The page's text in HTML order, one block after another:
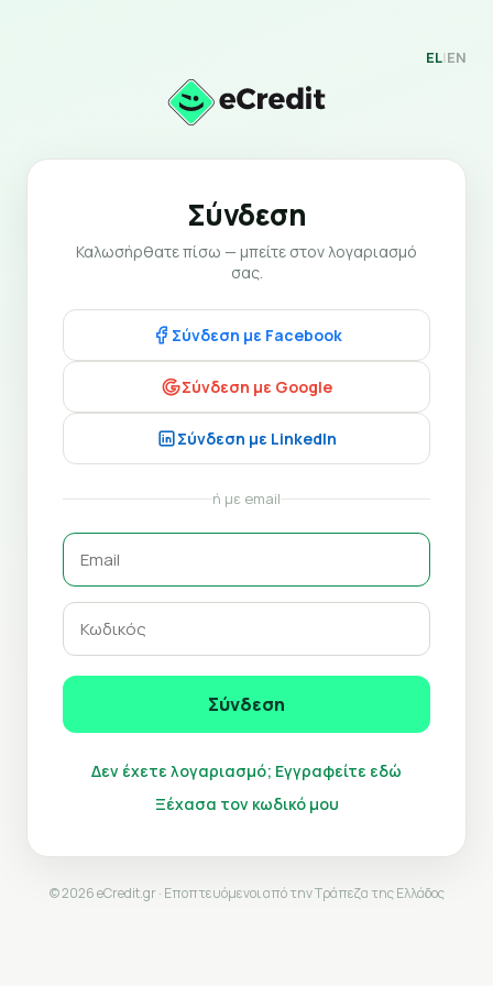
EL|EN
Σύνδεση
Καλωσήρθατε πίσω — μπείτε στον λογαριασμό
σας.
Σύνδεση με Facebook
Σύνδεση με Google
Σύνδεση με LinkedIn
ή με email
Σύνδεση
Δεν έχετε λογαριασμό; Εγγραφείτε εδώ
Ξέχασα τον κωδικό μου
© 2026 eCredit.gr · Εποπτευόμενοι από την Τράπεζα της Ελλάδος